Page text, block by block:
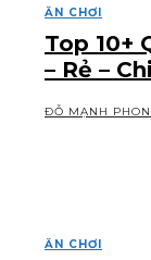
ĂN CHƠI
Top 10+
– Rẻ –
ĐỖ MẠNH
ĂN CHƠI